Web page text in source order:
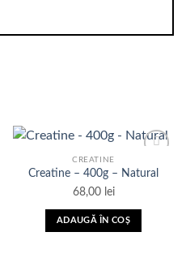
CREATINE
Creatine – 400g – Natural
68,00 lei
ADAUGĂ ÎN COȘ